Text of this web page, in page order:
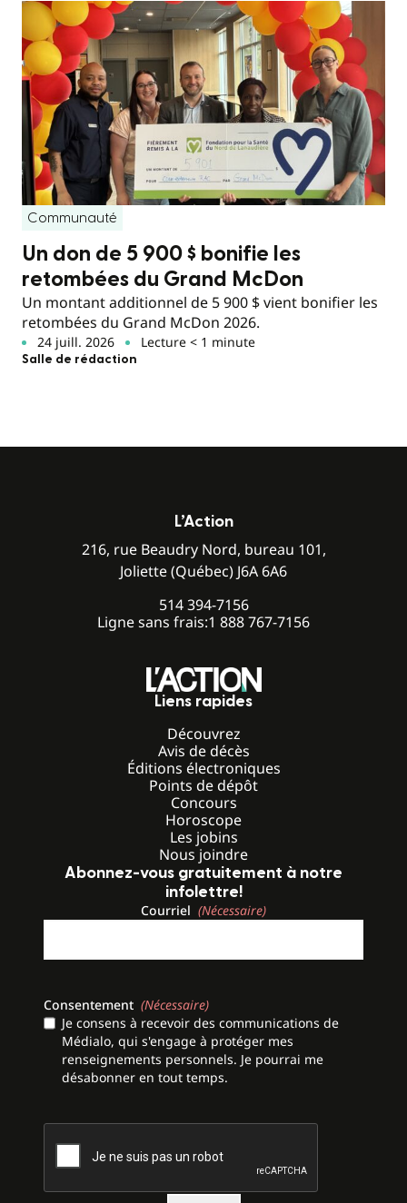
Communauté
Un don de 5 900 $ bonifie les
retombées du Grand McDon
Un montant additionnel de 5 900 $ vient bonifier les
retombées du Grand McDon 2026.
24 juill. 2026 Lecture < 1 minute
Salle de rédaction
L’Action
216, rue Beaudry Nord, bureau 101,
Joliette (Québec) J6A 6A6
514 394-7156
Ligne sans frais:1 888 767-7156
Liens rapides
Découvrez
Avis de décès
Éditions électroniques
Points de dépôt
Concours
Horoscope
Les jobins
Nous joindre
Abonnez-vous gratuitement à notre
infolettre!
Courriel (Nécessaire)
Consentement (Nécessaire)
Je consens à recevoir des communications de
Médialo, qui s'engage à protéger mes
renseignements personnels. Je pourrai me
désabonner en tout temps.